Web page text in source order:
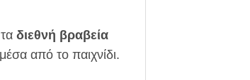
διεθνή βραβεία
μέσα από το παιχνίδι.